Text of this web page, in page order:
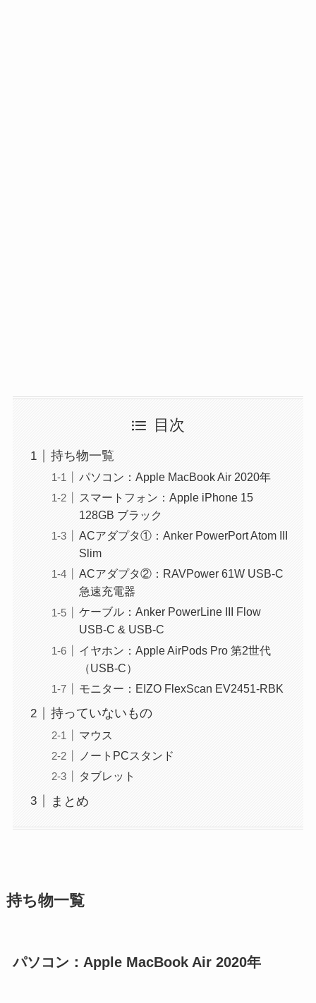
目次
持ち物一覧
パソコン：Apple MacBook Air 2020年
スマートフォン：Apple iPhone 15
128GB ブラック
ACアダプタ①：Anker PowerPort Atom III
Slim
ACアダプタ②：RAVPower 61W USB-C
急速充電器
ケーブル：Anker PowerLine III Flow
USB-C & USB-C
イヤホン：Apple AirPods Pro 第2世代
（USB-C）
モニター：EIZO FlexScan EV2451-RBK
持っていないもの
マウス
ノートPCスタンド
タブレット
まとめ
持ち物一覧
パソコン：Apple MacBook Air 2020年